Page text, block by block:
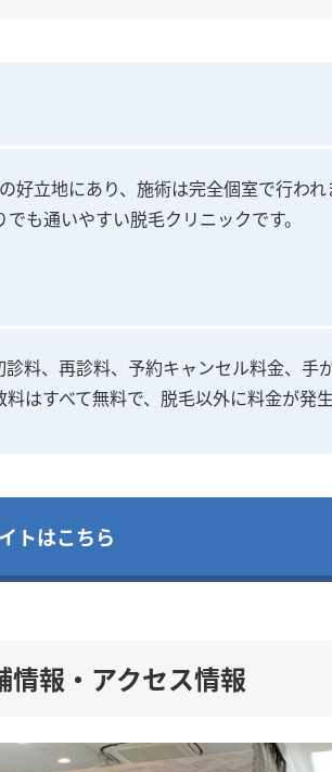
好立地にあり、施術は完全個室で行われ
も通いやすい脱毛クリニックです。
料、再診料、予約キャンセル料金、手
はすべて無料で、脱毛以外に料金が発生
トはこちら
情報・アクセス情報